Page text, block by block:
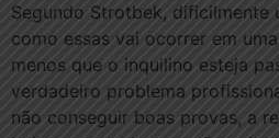
Segundo Strotbek, dificilmente
como essas vai ocorrer em
menos que o inquilino esteja
verdadeiro problema
não conseguir boas provas, a